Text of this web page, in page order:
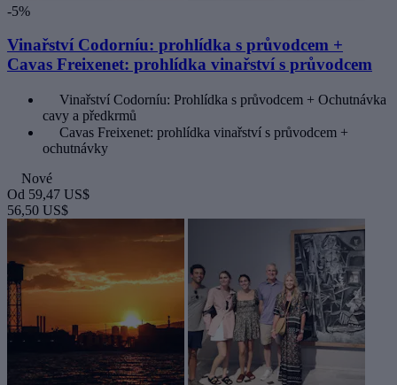
-5%
Vinařství Codorníu: prohlídka s průvodcem +
Cavas Freixenet: prohlídka vinařství s průvodcem
Vinařství Codorníu: Prohlídka s průvodcem + Ochutnávka
cavy a předkrmů
Cavas Freixenet: prohlídka vinařství s průvodcem +
ochutnávky
Nové
Od 59,47 US$
56,50 US$